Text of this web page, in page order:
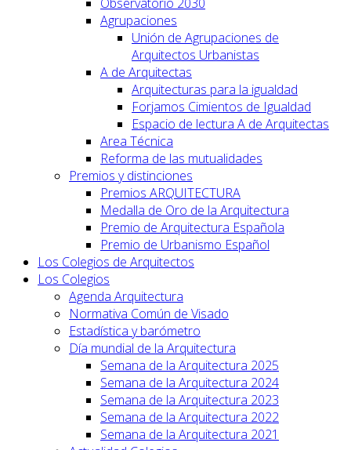
Agrupaciones
Unión de Agrupaciones de
Arquitectos Urbanistas
A de Arquitectas
Arquitecturas para la igualdad
Forjamos Cimientos de Igualdad
Espacio de lectura A de Arquitectas
Area Técnica
Reforma de las mutualidades
Premios y distinciones
Premios ARQUITECTURA
Medalla de Oro de la Arquitectura
Premio de Arquitectura Española
Premio de Urbanismo Español
Los Colegios de Arquitectos
Los Colegios
Agenda Arquitectura
Normativa Común de Visado
Estadística y barómetro
Día mundial de la Arquitectura
Semana de la Arquitectura 2025
Semana de la Arquitectura 2024
Semana de la Arquitectura 2023
Semana de la Arquitectura 2022
Semana de la Arquitectura 2021